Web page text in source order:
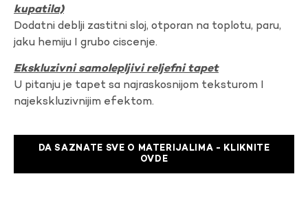
kupatila)
Dodatni deblji zastitni sloj, otporan na toplotu, paru,
jaku hemiju I grubo ciscenje.
Ekskluzivni samolepljivi reljefni tapet
U pitanju je tapet sa najraskosnijom teksturom I
najekskluzivnijim efektom.
DA SAZNATE SVE O MATERIJALIMA - KLIKNITE
OVDE